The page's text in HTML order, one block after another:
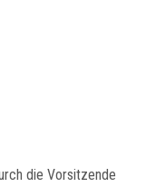
Vorsitzende